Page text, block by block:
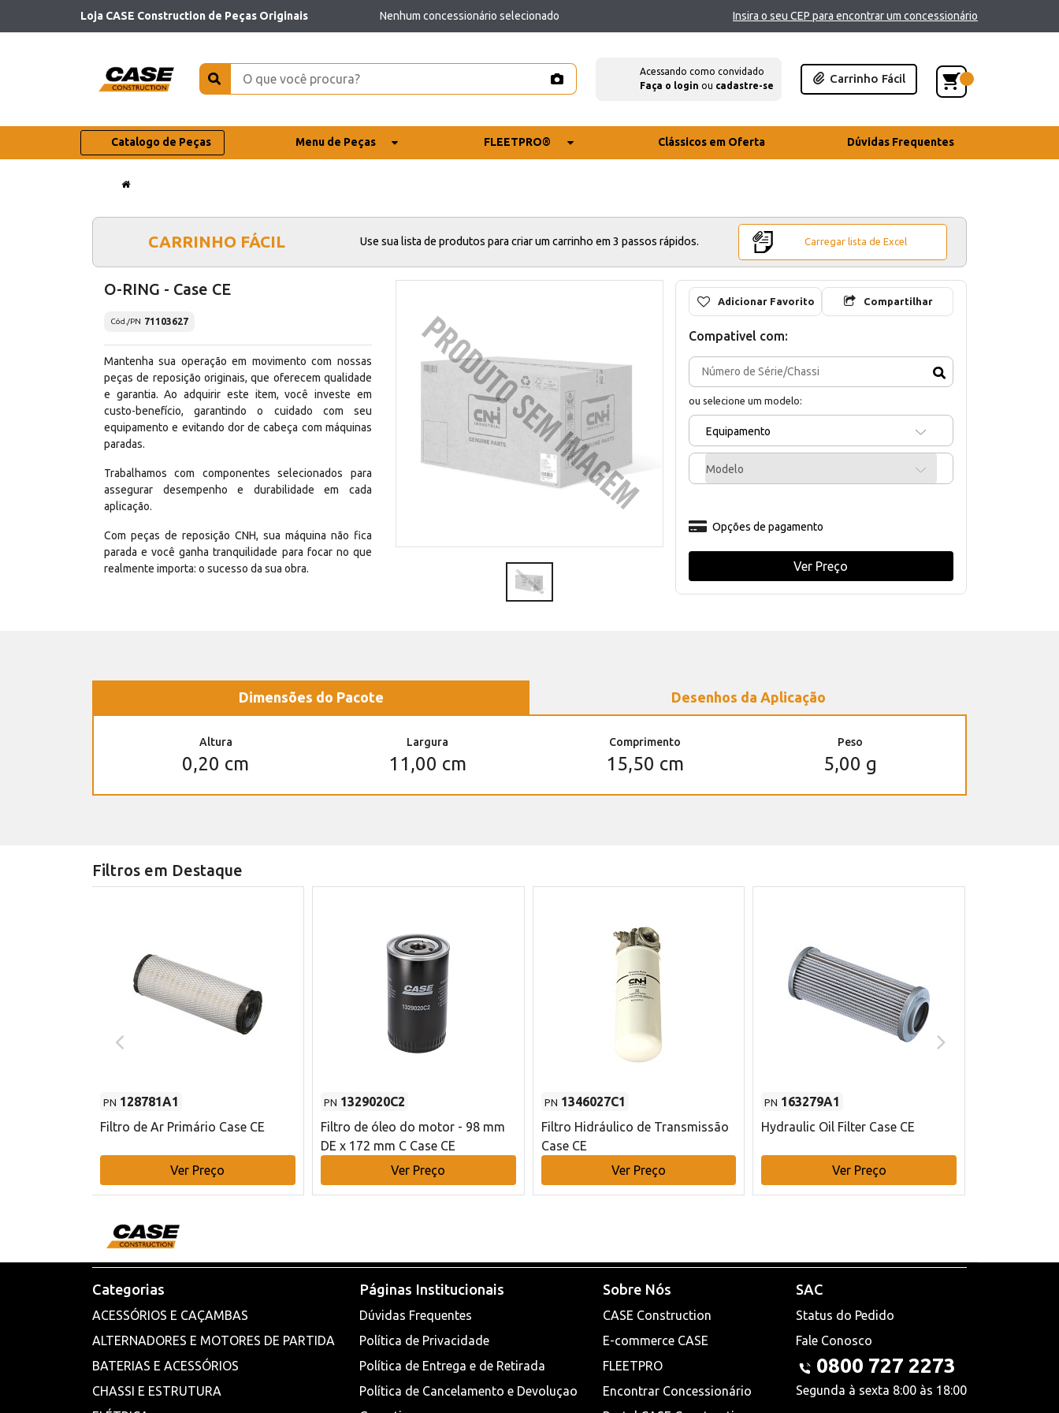
Loja CASE Construction de Peças Originais Nenhum concessionário selecionado Insira o seu CEP para encontrar um concessionário
Acessando como convidado
Faça o login ou cadastre-se
Carrinho Fácil
Catalogo de Peças Menu de Peças FLEETPRO® Clássicos em Oferta Dúvidas Frequentes
CARRINHO FÁCIL Use sua lista de produtos para criar um carrinho em 3 passos rápidos. Carregar lista de Excel
O-RING - Case CE
Cód./PN 71103627
Mantenha sua operação em movimento com nossas
peças de reposição originais, que oferecem qualidade
e garantia. Ao adquirir este item, você investe em
custo-benefício, garantindo o cuidado com seu
equipamento e evitando dor de cabeça com máquinas
paradas.
Trabalhamos com componentes selecionados para
assegurar desempenho e durabilidade em cada
aplicação.
Com peças de reposição CNH, sua máquina não fica
parada e você ganha tranquilidade para focar no que
realmente importa: o sucesso da sua obra.
Adicionar Favorito Compartilhar
Compativel com:
ou selecione um modelo:
Equipamento
Modelo
Opções de pagamento
Ver Preço
Dimensões do Pacote Desenhos da Aplicação
Altura
0,20 cm
Largura
11,00 cm
Comprimento
15,50 cm
Peso
5,00 g
Filtros em Destaque
PN 128781A1
Filtro de Ar Primário Case CE
Ver Preço
PN 1329020C2
Filtro de óleo do motor - 98 mm
DE x 172 mm C Case CE
Ver Preço
PN 1346027C1
Filtro Hidráulico de Transmissão
Case CE
Ver Preço
PN 163279A1
Hydraulic Oil Filter Case CE
Ver Preço
Categorias
ACESSÓRIOS E CAÇAMBAS
ALTERNADORES E MOTORES DE PARTIDA
BATERIAS E ACESSÓRIOS
CHASSI E ESTRUTURA
Páginas Institucionais
Dúvidas Frequentes
Política de Privacidade
Política de Entrega e de Retirada
Política de Cancelamento e Devoluçao
Sobre Nós
CASE Construction
E-commerce CASE
FLEETPRO
Encontrar Concessionário
SAC
Status do Pedido
Fale Conosco
0800 727 2273
Segunda à sexta 8:00 às 18:00